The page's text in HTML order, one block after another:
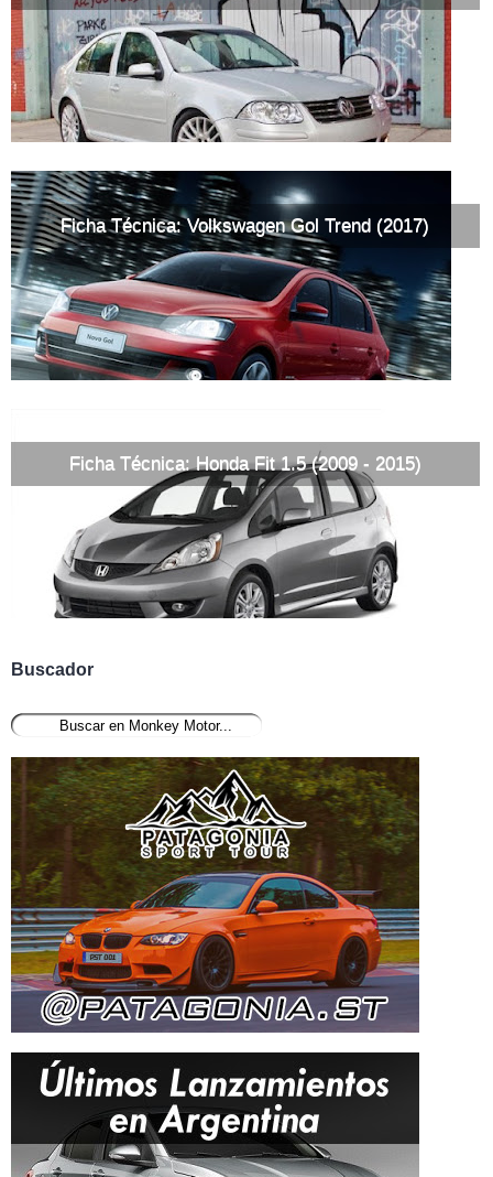
Ficha Técnica: Volkswagen Gol Trend (2017)
Ficha Técnica: Honda Fit 1.5 (2009 - 2015)
Buscador